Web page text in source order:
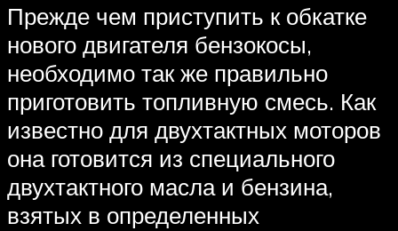
Прежде чем приступить к обкатке
нового двигателя бензокосы,
необходимо так же правильно
приготовить топливную смесь. Как
известно для двухтактных моторов
она готовится из специального
двухтактного масла и бензина,
взятых в определенных